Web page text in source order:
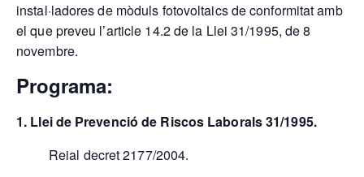
instal·ladores de mòduls fotovoltaics de conformitat amb
el que preveu l’article 14.2 de la Llei 31/1995, de 8
novembre.
Programa:
1. Llei de Prevenció de Riscos Laborals 31/1995.
Reial decret 2177/2004.